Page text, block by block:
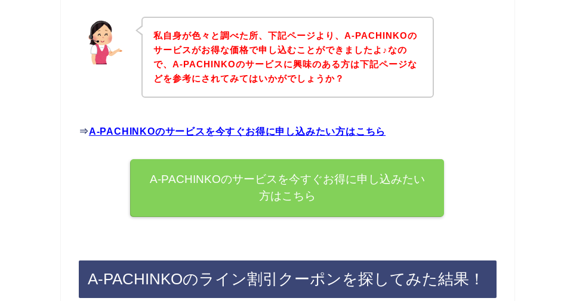
私自身が色々と調べた所、下記ページより、A-PACHINKOの
サービスがお得な価格で申し込むことができましたよ♪なの
で、A-PACHINKOのサービスに興味のある方は下記ページな
どを参考にされてみてはいかがでしょうか？
⇒A-PACHINKOのサービスを今すぐお得に申し込みたい方はこちら
A-PACHINKOのサービスを今すぐお得に申し込みたい
方はこちら
A-PACHINKOのライン割引クーポンを探してみた結果！